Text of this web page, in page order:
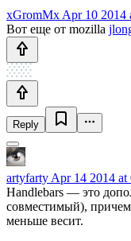
xGromMx Apr 10 2014
Вот еще от mozilla
Reply
artyfarty Apr 14 2014 at
Handlebars — это
совместимый),
меньше весит.